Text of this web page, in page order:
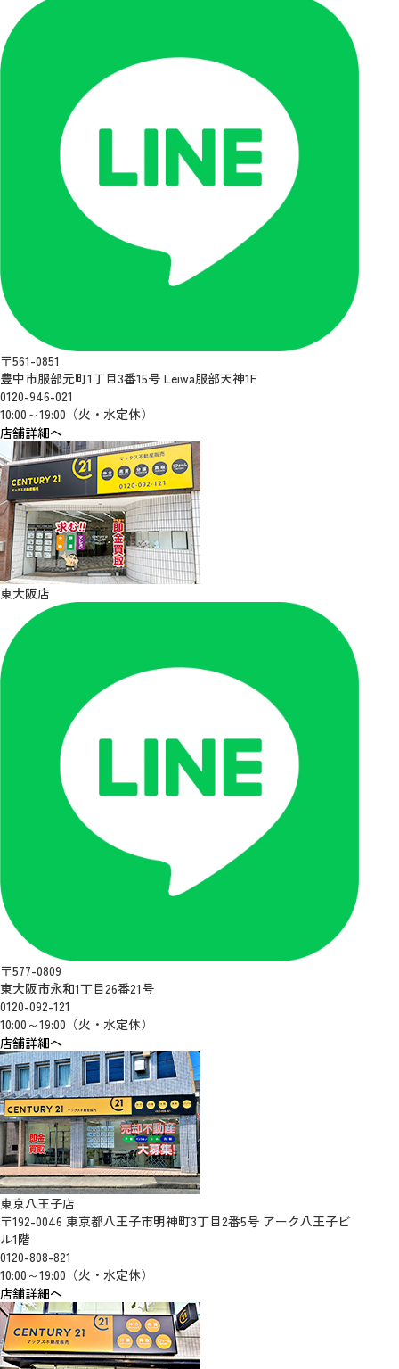
〒561-0851
豊中市服部元町1丁目3番15号 Leiwa服部天神1F
0120-946-021
10:00～19:00（火・水定休）
店舗詳細へ
東大阪店
〒577-0809
東大阪市永和1丁目26番21号
0120-092-121
10:00～19:00（火・水定休）
店舗詳細へ
東京八王子店
〒192-0046 東京都八王子市明神町3丁目2番5号 アーク八王子ビ
ル1階
0120-808-821
10:00～19:00（火・水定休）
店舗詳細へ